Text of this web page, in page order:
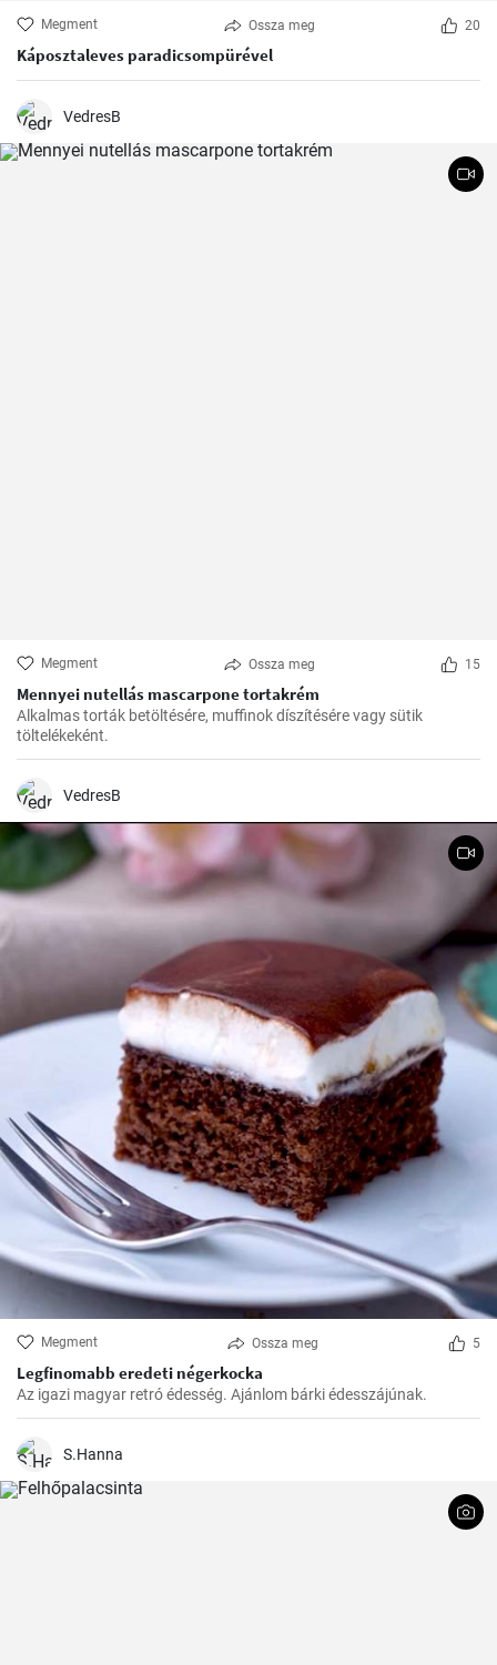
Megment Ossza meg 20
Káposztaleves paradicsompürével
VedresB
Megment Ossza meg 15
Mennyei nutellás mascarpone tortakrém
Alkalmas torták betöltésére, muffinok díszítésére vagy sütik
töltelékeként.
VedresB
Megment Ossza meg 5
Legfinomabb eredeti négerkocka
Az igazi magyar retró édesség. Ajánlom bárki édesszájúnak.
S.Hanna